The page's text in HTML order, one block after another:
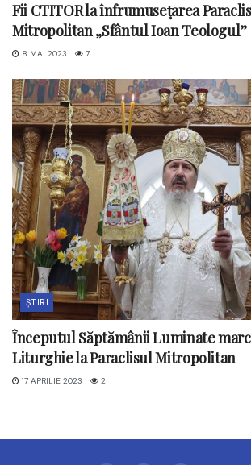
Fii CTITOR la înfrumusețarea
Mitropolitan „Sfântul Ioan Teologul”
8 MAI 2023 7
ȘTIRI
Începutul Săptămânii Luminate
Liturghie la Paraclisul Mitropolitan
17 APRILIE 2023 2